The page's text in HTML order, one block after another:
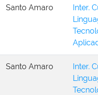
Santo Amaro
Inter.
Santo Amaro
Inter.